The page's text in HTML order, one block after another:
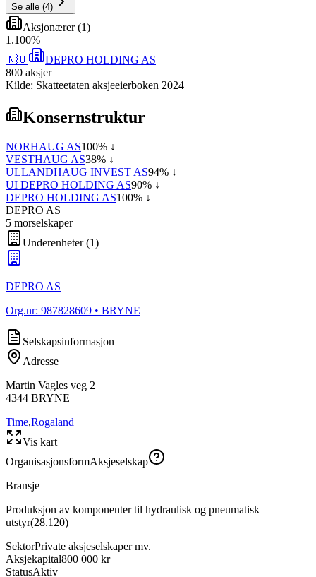
Se alle (4)
Aksjonærer(1)
1 .100%
🇳🇴
DEPRO HOLDING AS
800 aksjer
Kilde: Skatteetaten aksjeeierboken 2024
Konsernstruktur
NORHAUG AS100% ↓
VESTHAUG AS38% ↓
ULLANDHAUG INVEST AS94% ↓
UI DEPRO HOLDING AS90% ↓
DEPRO HOLDING AS100% ↓
DEPRO AS
5 morselskaper
Underenheter(1)
DEPRO AS
Org.nr: 987828609 • BRYNE
Selskapsinformasjon
Adresse
Martin Vagles veg 2
4344 BRYNE
Time,Rogaland
Vis kart
OrganisasjonsformAksjeselskap
Bransje
Produksjon av komponenter til hydraulisk og pneumatisk
utstyr(28.120)
SektorPrivate aksjeselskaper mv.
Aksjekapital800 000 kr
StatusAktiv